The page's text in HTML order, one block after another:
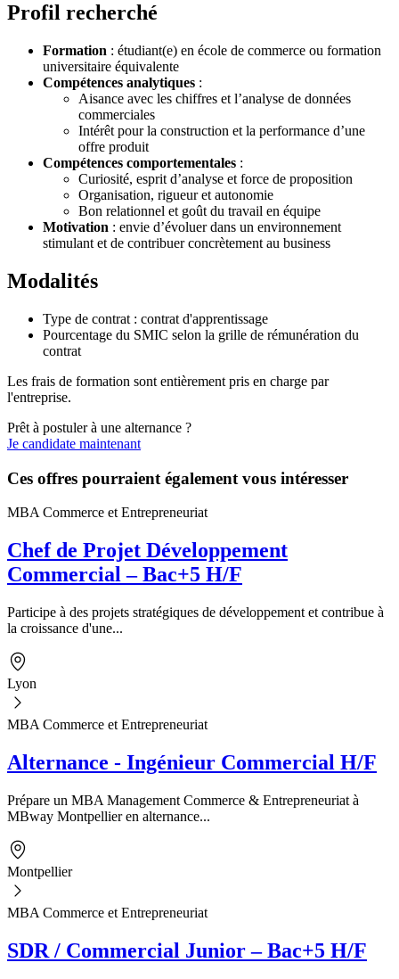
Profil recherché
Formation : étudiant(e) en école de commerce ou formation
universitaire équivalente
Compétences analytiques :
Aisance avec les chiffres et l’analyse de données
commerciales
Intérêt pour la construction et la performance d’une
offre produit
Compétences comportementales :
Curiosité, esprit d’analyse et force de proposition
Organisation, rigueur et autonomie
Bon relationnel et goût du travail en équipe
Motivation : envie d’évoluer dans un environnement
stimulant et de contribuer concrètement au business
Modalités
Type de contrat : contrat d'apprentissage
Pourcentage du SMIC selon la grille de rémunération du
contrat
Les frais de formation sont entièrement pris en charge par
l'entreprise.
Prêt à postuler à une alternance ?
Je candidate maintenant
Ces offres pourraient également vous intéresser
MBA Commerce et Entrepreneuriat
Chef de Projet Développement
Commercial – Bac+5 H/F
Participe à des projets stratégiques de développement et contribue à
la croissance d'une...
Lyon
MBA Commerce et Entrepreneuriat
Alternance - Ingénieur Commercial H/F
Prépare un MBA Management Commerce & Entrepreneuriat à
MBway Montpellier en alternance...
Montpellier
MBA Commerce et Entrepreneuriat
SDR / Commercial Junior – Bac+5 H/F